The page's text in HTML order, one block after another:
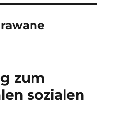
zum
sozialen